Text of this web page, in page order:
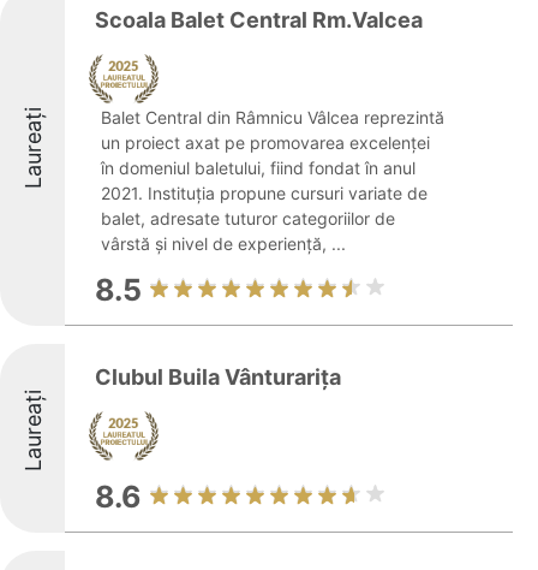
Laureați
Scoala Balet Central Rm.Valcea
Balet Central din Râmnicu Vâlcea reprezintă
un proiect axat pe promovarea excelenței
în domeniul baletului, fiind fondat în anul
2021. Instituția propune cursuri variate de
balet, adresate tuturor categoriilor de
vârstă și nivel de experiență, ...
8.5
Laureați
Clubul Buila Vânturariţa
8.6